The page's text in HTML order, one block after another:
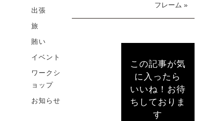
フレーム »
この記事が気
に入ったら
いいね！お待
ちしておりま
す
出張
旅
賄い
イベント
ワークシ
ョップ
お知らせ